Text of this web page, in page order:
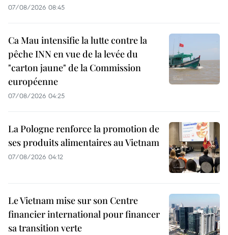
07/08/2026 08:45
Ca Mau intensifie la lutte contre la
pêche INN en vue de la levée du
"carton jaune" de la Commission
européenne
07/08/2026 04:25
La Pologne renforce la promotion de
ses produits alimentaires au Vietnam
07/08/2026 04:12
Le Vietnam mise sur son Centre
financier international pour financer
sa transition verte